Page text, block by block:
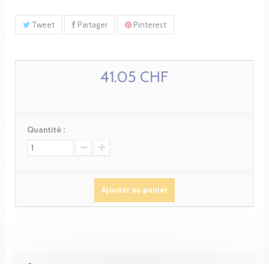
Tweet Partager Pinterest
41.05 CHF
Quantité :
Ajouter au panier